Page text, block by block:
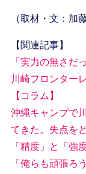
（取材・文：加
【関連記事】
「実力の無さだ
川崎フロンター
【コラム】
沖縄キャンプで
てきた。失点を
「精度」と「強
「俺らも頑張ろ